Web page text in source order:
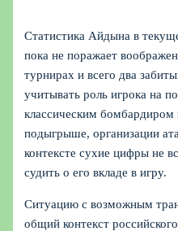
Статистика Айдына в
пока не поражает
турнирах и всего два
учитывать роль игрока на
классическим бомбардиром
подыгрыше, организации
контексте сухие цифры не
судить о его вкладе в игру.
Ситуацию с возможным
общий контекст